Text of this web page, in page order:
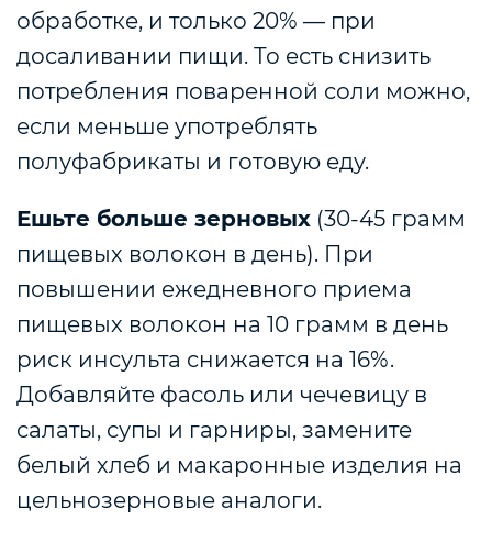
обработке, и только 20% — при
досаливании пищи. То есть снизить
потребления поваренной соли можно,
если меньше употреблять
полуфабрикаты и готовую еду.
Ешьте больше зерновых (30-45 грамм
пищевых волокон в день). При
повышении ежедневного приема
пищевых волокон на 10 грамм в день
риск инсульта снижается на 16%.
Добавляйте фасоль или чечевицу в
салаты, супы и гарниры, замените
белый хлеб и макаронные изделия на
цельнозерновые аналоги.